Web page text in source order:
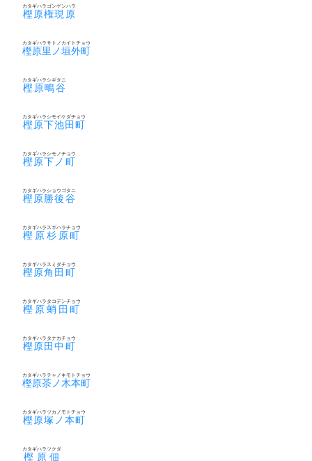
樫原権現原
カタギハラゴンゲンハラ
樫原里ノ垣外町
カタギハラサトノカイトチョウ
樫原鴫谷
カタギハラシギタニ
樫原下池田町
カタギハラシモイケダチョウ
樫原下ノ町
カタギハラシモノチョウ
樫原勝後谷
カタギハラショウゴタニ
樫原杉原町
カタギハラスギハラチョウ
樫原角田町
カタギハラスミダチョウ
樫原蛸田町
カタギハラタコデンチョウ
樫原田中町
カタギハラタナカチョウ
樫原茶ノ木本町
カタギハラチャノキモトチョウ
樫原塚ノ本町
カタギハラツカノモトチョウ
樫原佃
カタギハラツクダ